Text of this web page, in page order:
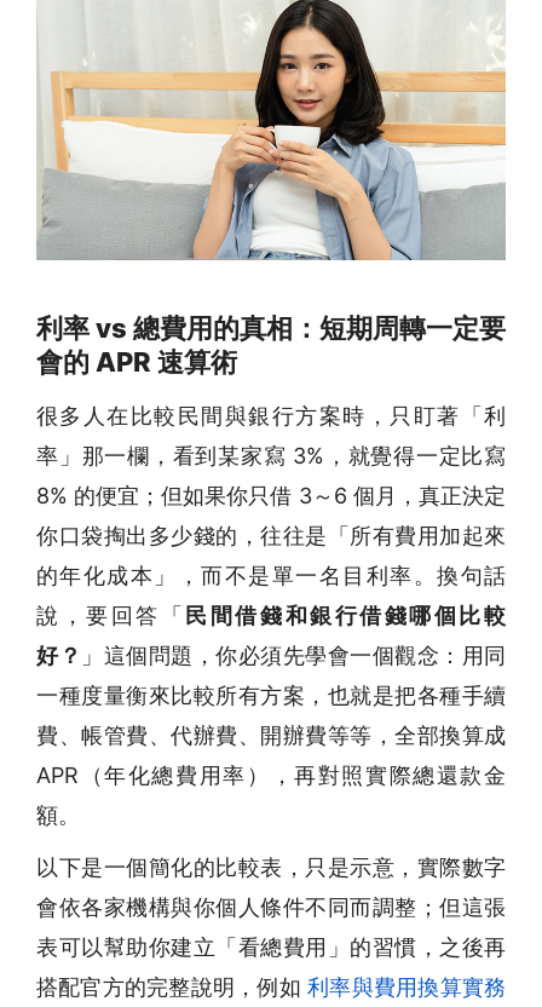
利率 vs 總費用的真相：短期周轉一定要
會的 APR 速算術
很多人在比較民間與銀行方案時，只盯著「利
率」那一欄，看到某家寫 3%，就覺得一定比寫
8% 的便宜；但如果你只借 3～6 個月，真正決定
你口袋掏出多少錢的，往往是「所有費用加起來
的年化成本」，而不是單一名目利率。換句話
說，要回答「 民間借錢和銀行借錢哪個比較
好？ 」這個問題，你必須先學會一個觀念：用同
一種度量衡來比較所有方案，也就是把各種手續
費、帳管費、代辦費、開辦費等等，全部換算成
APR（年化總費用率），再對照實際總還款金
額。
以下是一個簡化的比較表，只是示意，實際數字
會依各家機構與你個人條件不同而調整；但這張
表可以幫助你建立「看總費用」的習慣，之後再
搭配官方的完整說明，例如 利率與費用換算實務